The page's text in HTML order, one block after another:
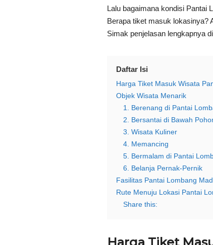
Lalu bagaimana kondisi Pantai
Berapa tiket masuk lokasinya?
Simak penjelasan lengkapnya
Daftar Isi
Harga Tiket Masuk Wisata
Objek Wisata Menarik
1. Berenang di Pantai
2. Bersantai di Bawah
3. Wisata Kuliner
4. Memancing
5. Bermalam di Pantai
6. Belanja Pernak-Pernik
Fasilitas Pantai Lombang
Rute Menuju Lokasi Pantai
Share this: